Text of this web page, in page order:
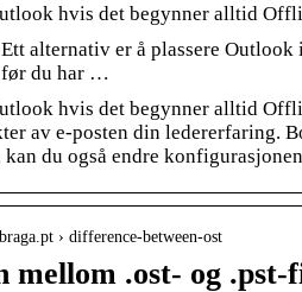
hvis det begynner alltid
alternativ er å plassere
før du har …
hvis det begynner alltid
av e-posten din ledererfaring.
du også endre
› difference-between-ost
mellom .ost- og